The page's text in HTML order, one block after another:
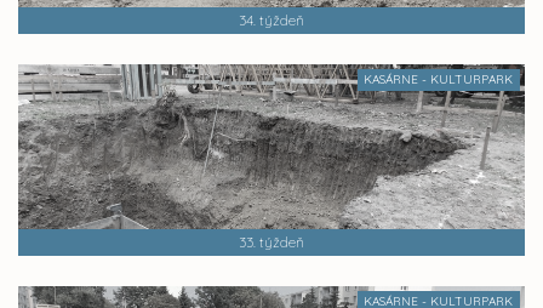
34. týždeň
KASÁRNE - KULTURPARK
33. týždeň
KASÁRNE - KULTURPARK